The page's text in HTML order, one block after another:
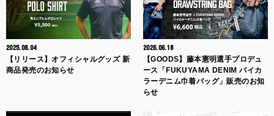
2025.08.04
【リリース】オフィシャルグッズ 新
商品発売のお知らせ
2026.06.18
【GOODS】藤本憲明選手プロデュ
ース「FUKUYAMA DENIM バイカ
ラーデニム巾着バッグ」販売のお知
らせ